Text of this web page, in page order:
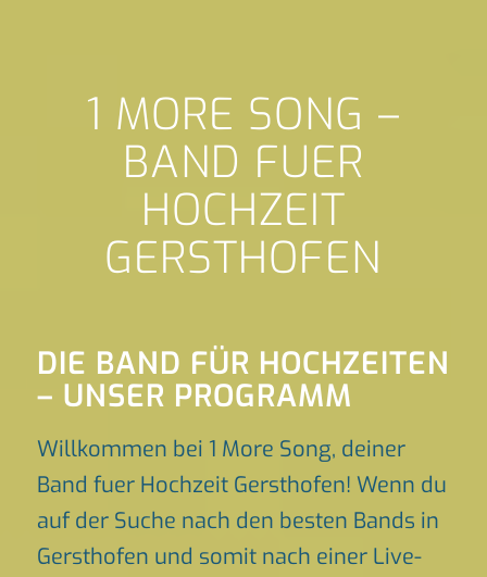
1 MORE SONG –
BAND FUER
HOCHZEIT
GERSTHOFEN
DIE BAND FÜR HOCHZEITEN
– UNSER PROGRAMM
Willkommen bei 1 More Song, deiner
Band fuer Hochzeit Gersthofen! Wenn du
auf der Suche nach den besten Bands in
Gersthofen und somit nach einer Live-